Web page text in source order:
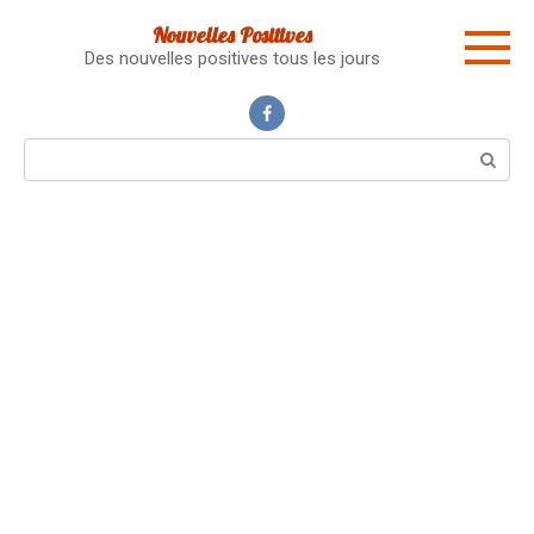
Nouvelles Positives
Des nouvelles positives tous les jours